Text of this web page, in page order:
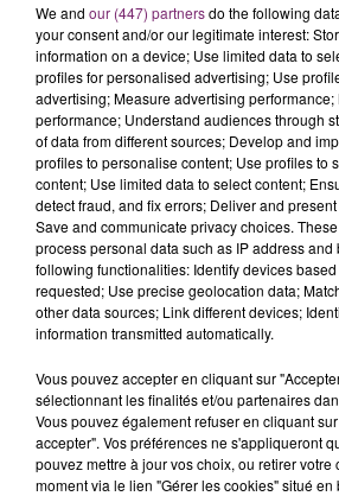
We and our (447) partnersdo the following
your consent and/or our legitimate interest:
information on a device; Use limited data to
profiles for personalised advertising; Use
advertising; Measure advertising
performance; Understand audiences through
of data from different sources; Develop and
profiles to personalise content; Use profiles to
content; Use limited data to select content;
detect fraud, and fix errors; Deliver and
Save and communicate privacy choices.
process personal data such as IP address and
following functionalities: Identify devices
requested; Use precise geolocation data;
other data sources; Link different devices;
information transmitted automatically.
Vous pouvez accepter en cliquant sur
sélectionnant les finalités et/ou partenaires
Vous pouvez également refuser en cliquant
accepter". Vos préférences ne s'appliqueront
pouvez mettre à jour vos choix, ou retirer votre
moment via le lien "Gérer les cookies" situé